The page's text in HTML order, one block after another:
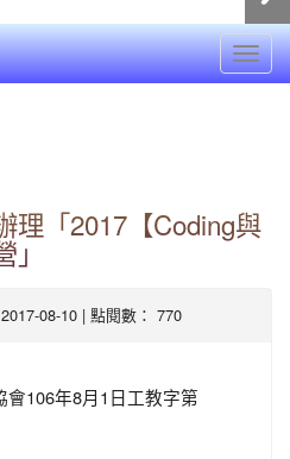
理「2017【Coding與
」
08-10 | 點閱數： 770
106年8月1日工教字第